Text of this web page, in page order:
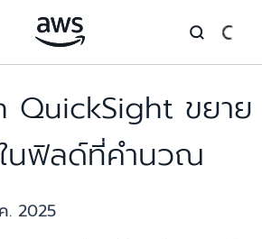
QuickSight ขยาย
นฟิลด์ที่คำนวณ
. 2025